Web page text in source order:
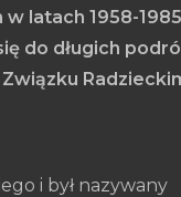
latach 1958-
do długich
i był nazywany